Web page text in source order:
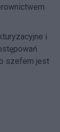
i
szefem jest